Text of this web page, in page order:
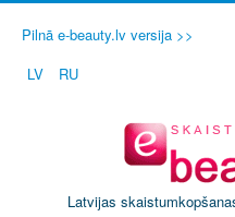
Pilnā e-beauty.lv versija >>
LV
RU
Latvijas